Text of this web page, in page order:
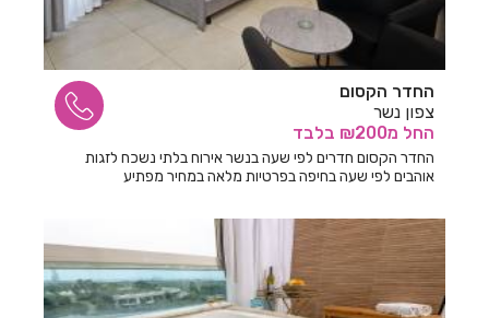
חדרים לפי שעה במושב פתחיה
חדרים לפי שעה במושב רחוב
חדרים לפי שעה במזכרת בתיה
חדרים לפי שעה במטולה
חדרים לפי שעה במיתר
חדרים לפי שעה במנות
חדרים לפי שעה במנחמיה
חדרים לפי שעה במסד
החדר הקסום
צפון נשר
החל מ₪200 בלבד
החדר הקסום חדרים לפי שעה בנשר אירוח בלתי נשכח לזגות
אוהבים לפי שעה בחיפה בפרטיות מלאה במחיר מפתיע